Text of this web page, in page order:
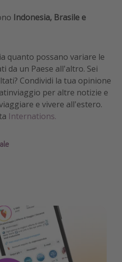
Indonesia, Brasile e
quanto possano variare le
da un Paese all'altro. Sei
Condividi la tua opinione
per altre notizie e
e vivere all'estero.
Internations.